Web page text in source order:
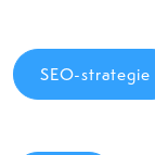
SEO-strategie